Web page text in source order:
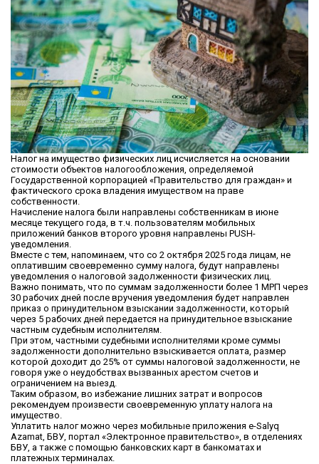
Налог на имущество физических лиц исчисляется на основании
стоимости объектов налогообложения, определяемой
Государственной корпорацией «Правительство для граждан» и
фактического срока владения имуществом на праве
собственности.
Начисление налога были направлены собственникам в июне
месяце текущего года, в т.ч. пользователям мобильных
приложений банков второго уровня направлены PUSH-
уведомления.
Вместе с тем, напоминаем, что со 2 октября 2025 года лицам, не
оплатившим своевременно сумму налога, будут направлены
уведомления о налоговой задолженности физических лиц.
Важно понимать, что по суммам задолженности более 1 МРП через
30 рабочих дней после вручения уведомления будет направлен
приказ о принудительном взыскании задолженности, который
через 5 рабочих дней передается на принудительное взыскание
частным судебным исполнителям.
При этом, частными судебными исполнителями кроме суммы
задолженности дополнительно взыскивается оплата, размер
которой доходит до 25% от суммы налоговой задолженности, не
говоря уже о неудобствах вызванных арестом счетов и
ограничением на выезд.
Таким образом, во избежание лишних затрат и вопросов
рекомендуем произвести своевременную уплату налога на
имущество.
Уплатить налог можно через мобильные приложения e-Salyq
Azamat, БВУ, портал «Электронное правительство», в отделениях
БВУ, а также с помощью банковских карт в банкоматах и
платежных терминалах.